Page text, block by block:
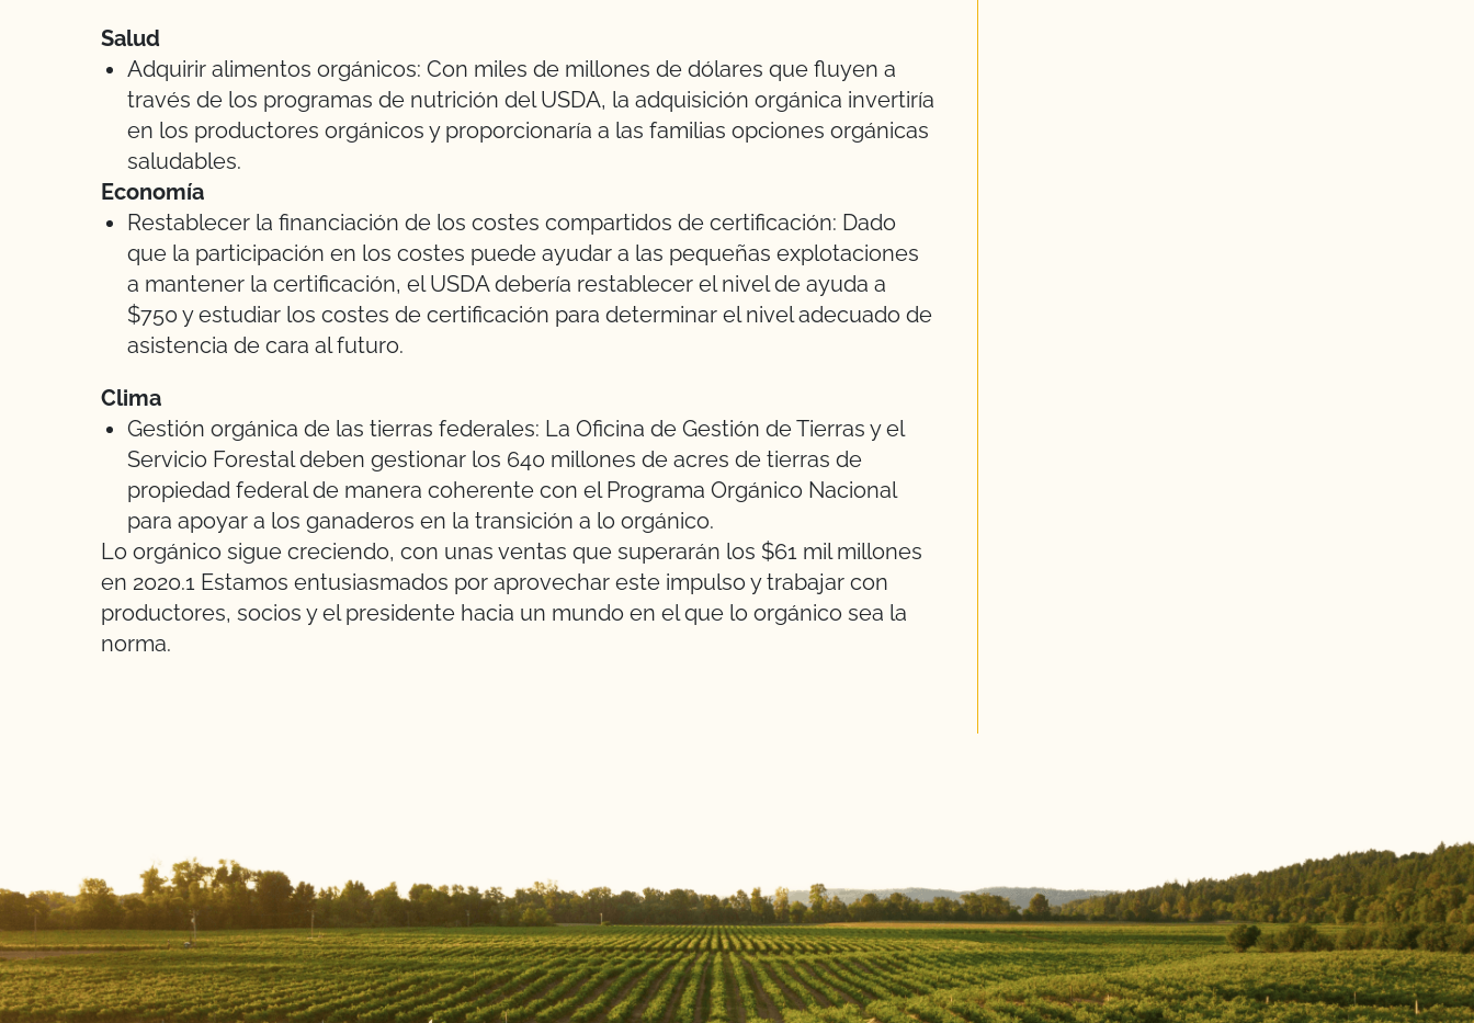
Salud
Adquirir alimentos orgánicos: Con miles de millones de dólares que fluyen a
través de los programas de nutrición del USDA, la adquisición orgánica invertiría
en los productores orgánicos y proporcionaría a las familias opciones orgánicas
saludables.
Economía
Restablecer la financiación de los costes compartidos de certificación: Dado
que la participación en los costes puede ayudar a las pequeñas explotaciones
a mantener la certificación, el USDA debería restablecer el nivel de ayuda a
$750 y estudiar los costes de certificación para determinar el nivel adecuado de
asistencia de cara al futuro.
Clima
Gestión orgánica de las tierras federales: La Oficina de Gestión de Tierras y el
Servicio Forestal deben gestionar los 640 millones de acres de tierras de
propiedad federal de manera coherente con el Programa Orgánico Nacional
para apoyar a los ganaderos en la transición a lo orgánico.
Lo orgánico sigue creciendo, con unas ventas que superarán los $61 mil millones
en 2020.1 Estamos entusiasmados por aprovechar este impulso y trabajar con
productores, socios y el presidente hacia un mundo en el que lo orgánico sea la
norma.